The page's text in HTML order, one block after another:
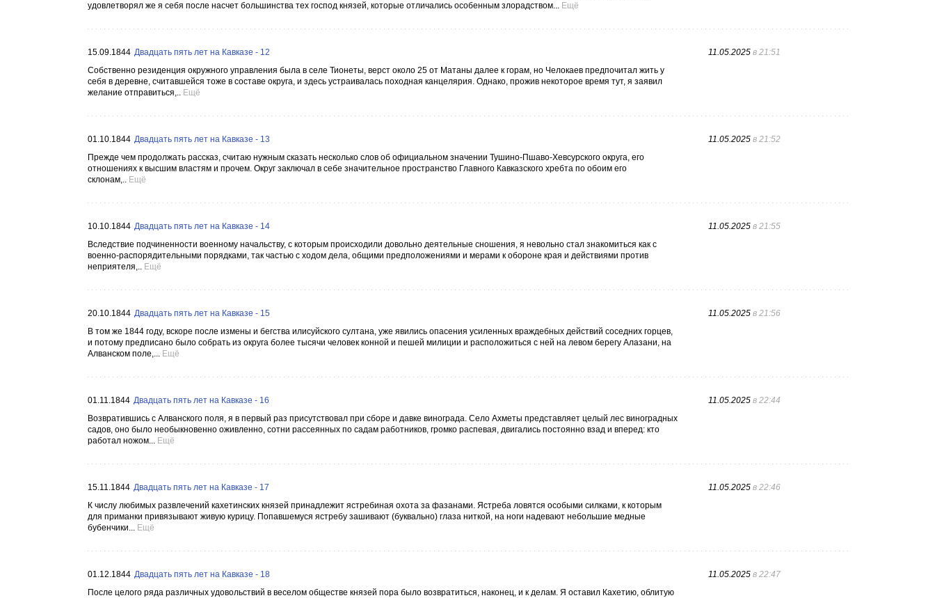
удовлетворял же я себя после насчет большинства тех господ князей, которые отличались особенным злорадством... Ещё
15.09.1844 Двадцать пять лет на Кавказе - 12
Собственно резиденция окружного управления была в селе Тионеты, верст около 25 от Матаны далее к горам, но Челокаев предпочитал жить у
себя в деревне, считавшейся тоже в составе округа, и здесь устраивалась походная канцелярия. Однако, прожив некоторое время тут, я заявил
желание отправиться,.. Ещё
11.05.2025 в 21:51
01.10.1844 Двадцать пять лет на Кавказе - 13
Прежде чем продолжать рассказ, считаю нужным сказать несколько слов об официальном значении Тушино-Пшаво-Хевсурского округа, его
отношениях к высшим властям и прочем. Округ заключал в себе значительное пространство Главного Кавказского хребта по обоим его
склонам,.. Ещё
11.05.2025 в 21:52
10.10.1844 Двадцать пять лет на Кавказе - 14
Вследствие подчиненности военному начальству, с которым происходили довольно деятельные сношения, я невольно стал знакомиться как с
военно-распорядительными порядками, так частью с ходом дела, общими предположениями и мерами к обороне края и действиями против
неприятеля,.. Ещё
11.05.2025 в 21:55
20.10.1844 Двадцать пять лет на Кавказе - 15
В том же 1844 году, вскоре после измены и бегства илисуйского султана, уже явились опасения усиленных враждебных действий соседних горцев,
и потому предписано было собрать из округа более тысячи человек конной и пешей милиции и расположиться с ней на левом берегу Алазани, на
Алванском поле,... Ещё
11.05.2025 в 21:56
01.11.1844 Двадцать пять лет на Кавказе - 16
Возвратившись с Алванского поля, я в первый раз присутствовал при сборе и давке винограда. Село Ахметы представляет целый лес виноградных
садов, оно было необыкновенно оживленно, сотни рассеянных по садам работников, громко распевая, двигались постоянно взад и вперед: кто
работал ножом... Ещё
11.05.2025 в 22:44
15.11.1844 Двадцать пять лет на Кавказе - 17
К числу любимых развлечений кахетинских князей принадлежит ястребиная охота за фазанами. Ястреба ловятся особыми силками, к которым
для приманки привязывают живую курицу. Попавшемуся ястребу зашивают (буквально) глаза ниткой, на ноги надевают небольшие медные
бубенчики... Ещё
11.05.2025 в 22:46
01.12.1844 Двадцать пять лет на Кавказе - 18
После целого ряда различных удовольствий в веселом обществе князей пора было возвратиться, наконец, и к делам. Я оставил Кахетию, облитую
11.05.2025 в 22:47